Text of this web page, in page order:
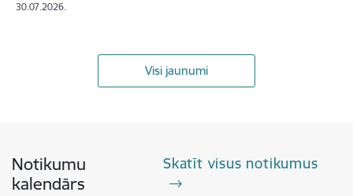
30.07.2026.
Visi jaunumi
Notikumu
kalendārs
Skatīt visus notikumus